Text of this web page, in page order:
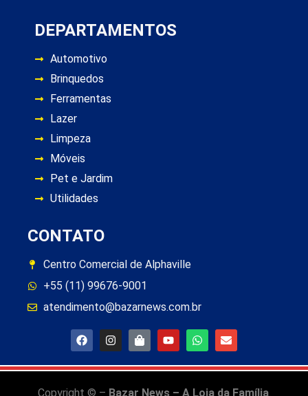
DEPARTAMENTOS
Automotivo
Brinquedos
Ferramentas
Lazer
Limpeza
Móveis
Pet e Jardim
Utilidades
CONTATO
Centro Comercial de Alphaville
+55 (11) 99676-9001
atendimento@bazarnews.com.br
Copyright © – Bazar News – A Loja da Família.